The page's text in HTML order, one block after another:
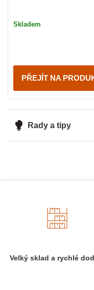
Skladem
PŘEJÍT NA
Rady a tipy
Velký sklad a rychlé